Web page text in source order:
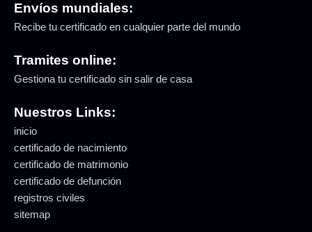
Envíos mundiales:
Recibe tu certificado en cualquier parte del mundo
Tramites online:
Gestiona tu certificado sin salir de casa
Nuestros Links:
inicio
certificado de nacimiento
certificado de matrimonio
certificado de defunción
registros civiles
sitemap